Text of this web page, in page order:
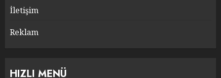
İletişim
Reklam
HIZLI MENÜ